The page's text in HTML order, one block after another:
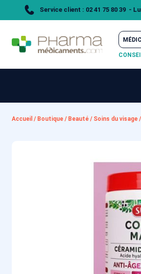
Service client : 02 41 75 80 39 -
Accueil / Boutique / Beauté / Soins du visage /